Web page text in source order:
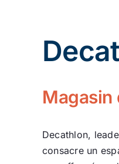
Magasin
Decathlon,
consacre un